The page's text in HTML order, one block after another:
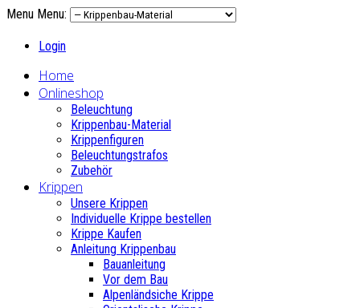
Menu Menu:
Login
Home
Onlineshop
Beleuchtung
Krippenbau-Material
Krippenfiguren
Beleuchtungstrafos
Zubehör
Krippen
Unsere Krippen
Individuelle Krippe bestellen
Krippe Kaufen
Anleitung Krippenbau
Bauanleitung
Vor dem Bau
Alpenländsiche Krippe